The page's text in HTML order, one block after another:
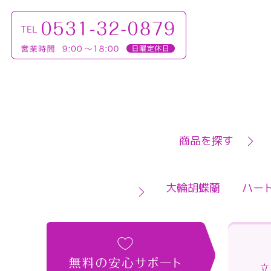
商品を探す
大輪胡蝶蘭 ハー